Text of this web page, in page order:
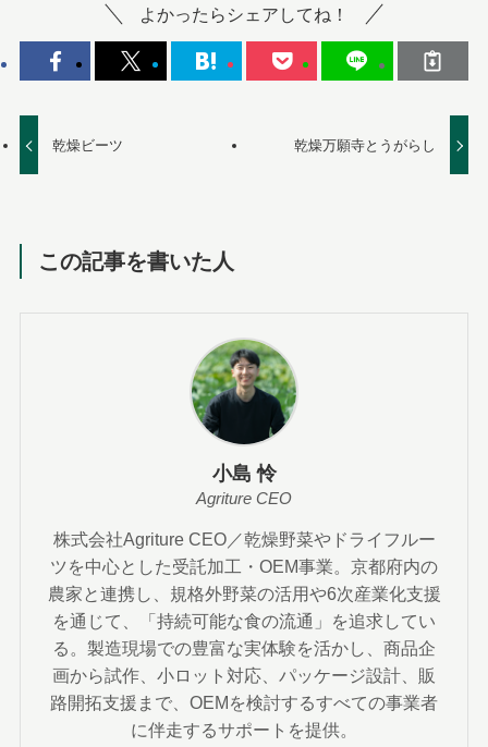
よかったらシェアしてね！
乾燥ビーツ 乾燥万願寺とうがらし
この記事を書いた人
小島 怜
Agriture CEO
株式会社Agriture CEO／乾燥野菜やドライフルー
ツを中心とした受託加工・OEM事業。京都府内の
農家と連携し、規格外野菜の活用や6次産業化支援
を通じて、「持続可能な食の流通」を追求してい
る。製造現場での豊富な実体験を活かし、商品企
画から試作、小ロット対応、パッケージ設計、販
路開拓支援まで、OEMを検討するすべての事業者
に伴走するサポートを提供。